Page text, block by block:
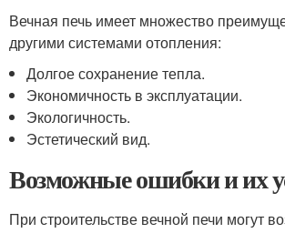
Вечная печь имеет множество
другими системами отопления:
Долгое сохранение тепла.
Экономичность в эксплуатации.
Экологичность.
Эстетический вид.
Возможные ошибки и их
При строительстве вечной печи могут